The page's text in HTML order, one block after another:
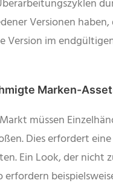
Versionen
Version im
Marken-
müssen
Dies erfordert
Ein Look, der nicht